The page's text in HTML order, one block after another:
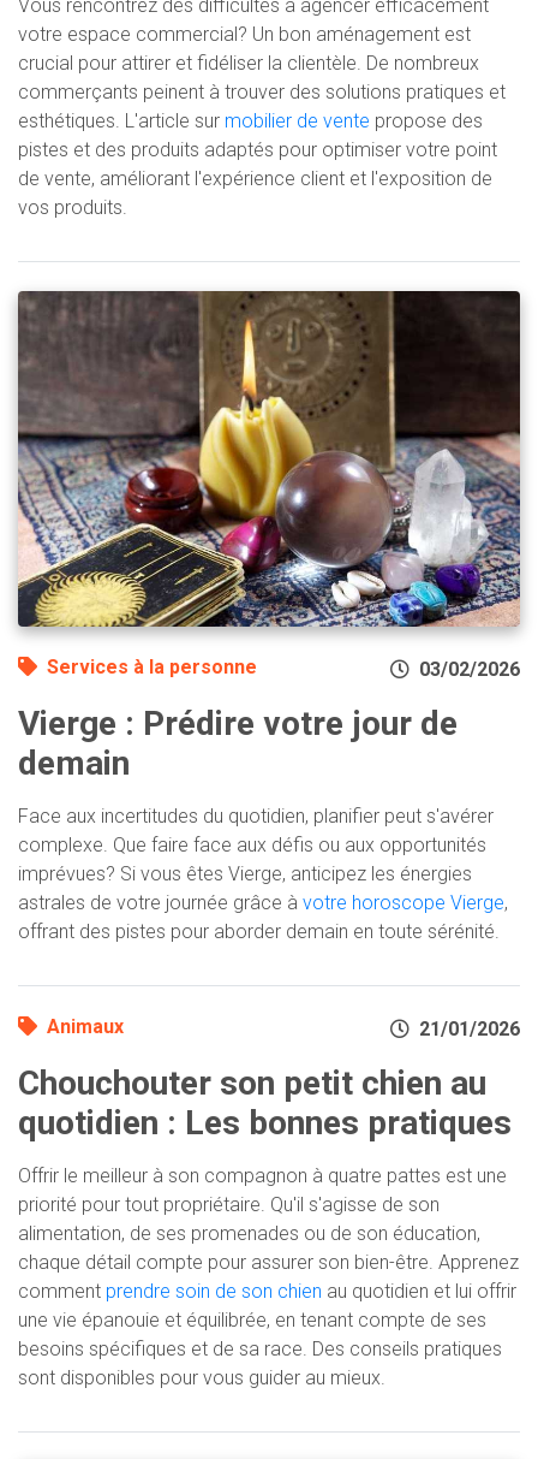
Vous rencontrez des difficultés à agencer efficacement
votre espace commercial? Un bon aménagement est
crucial pour attirer et fidéliser la clientèle. De nombreux
commerçants peinent à trouver des solutions pratiques et
esthétiques. L'article sur mobilier de vente propose des
pistes et des produits adaptés pour optimiser votre point
de vente, améliorant l'expérience client et l'exposition de
vos produits.
Services à la personne 03/02/2026
Vierge : Prédire votre jour de
demain
Face aux incertitudes du quotidien, planifier peut s'avérer
complexe. Que faire face aux défis ou aux opportunités
imprévues? Si vous êtes Vierge, anticipez les énergies
astrales de votre journée grâce à votre horoscope Vierge,
offrant des pistes pour aborder demain en toute sérénité.
Animaux 21/01/2026
Chouchouter son petit chien au
quotidien : Les bonnes pratiques
Offrir le meilleur à son compagnon à quatre pattes est une
priorité pour tout propriétaire. Qu'il s'agisse de son
alimentation, de ses promenades ou de son éducation,
chaque détail compte pour assurer son bien-être. Apprenez
comment prendre soin de son chien au quotidien et lui offrir
une vie épanouie et équilibrée, en tenant compte de ses
besoins spécifiques et de sa race. Des conseils pratiques
sont disponibles pour vous guider au mieux.